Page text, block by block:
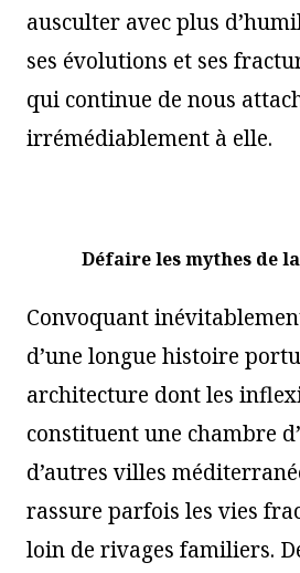
ausculter avec plus
ses évolutions et ses
qui continue de nous
irrémédiablement à elle.
Défaire les mythes de
Convoquant
d’une longue histoire
architecture dont les
constituent une chambre
d’autres villes
rassure parfois les vies
loin de rivages familiers.